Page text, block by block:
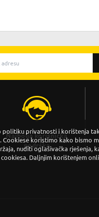
Najbolja korisnička
podrška
politiku privatnosti i korištenja
koristimo kako bismo
nuditi oglašivačka rješenja,
Daljnjim korištenjem